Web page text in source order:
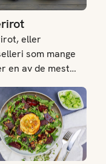
eller
som mange
en av de mest
vi har.
passer i stort
retter, og den
med gulrot,
løk, stolt